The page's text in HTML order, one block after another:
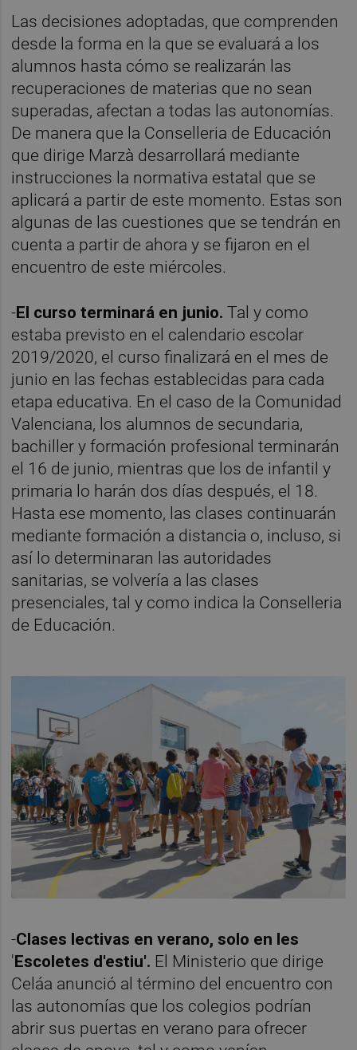
Las decisiones adoptadas, que comprenden
desde la forma en la que se evaluará a los
alumnos hasta cómo se realizarán las
recuperaciones de materias que no sean
superadas, afectan a todas las autonomías.
De manera que la Conselleria de Educación
que dirige Marzà desarrollará mediante
instrucciones la normativa estatal que se
aplicará a partir de este momento. Estas son
algunas de las cuestiones que se tendrán en
cuenta a partir de ahora y se fijaron en el
encuentro de este miércoles.
-El curso terminará en junio.Tal y como
estaba previsto en el calendario escolar
2019/2020, el curso finalizará en el mes de
junio en las fechas establecidas para cada
etapa educativa. En el caso de la Comunidad
Valenciana, los alumnos de secundaria,
bachiller y formación profesional terminarán
el 16 de junio, mientras que los de infantil y
primaria lo harán dos días después, el 18.
Hasta ese momento, las clases continuarán
mediante formación a distancia o, incluso, si
así lo determinaran las autoridades
sanitarias, se volvería a las clases
presenciales, tal y como indica la Conselleria
de Educación.
-Clases lectivas en verano, solo en les
'Escoletes d'estiu'. El Ministerio que dirige
Celáa anunció al término del encuentro con
las autonomías que los colegios podrían
abrir sus puertas en verano para ofrecer